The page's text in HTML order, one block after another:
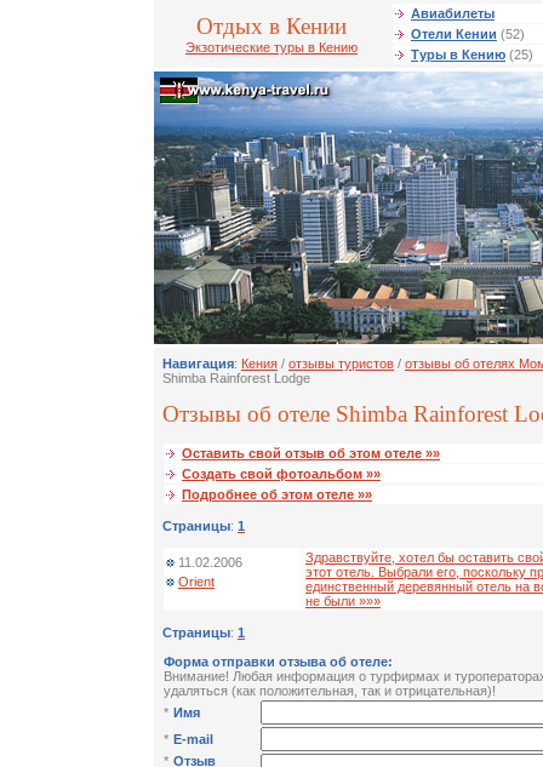
Отдых в Кении
Экзотические туры в Кению
Авиабилеты
Отели Кении (52)
Туры в Кению (25)
Навигация: Кения / отзывы туристов / отзывы об отелях
Shimba Rainforest Lodge
Отзывы об отеле Shimba Rainforest
Оставить свой отзыв об этом отеле »»
Создать свой фотоальбом »»
Подробнее об этом отеле »»
Страницы: 1
11.02.2006
Orient
Здравствуйте, хотел бы оставить
этот отель. Выбрали его, поскольку
единственный деревянный отель на
не были »»»
Страницы: 1
Форма отправки отзыва об отеле:
Внимание! Любая информация о турфирмах и
удаляться (как положительная, так и отрицательная)!
* Имя
* E-mail
* Отзыв